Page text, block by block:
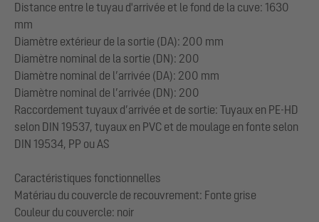
Distance entre le tuyau d'arrivée et le fond de la cuve: 1630
mm
Diamètre extérieur de la sortie (DA): 200 mm
Diamètre nominal de la sortie (DN): 200
Diamètre nominal de l’arrivée (DA): 200 mm
Diamètre nominal de l’arrivée (DN): 200
Raccordement tuyaux d’arrivée et de sortie: Tuyaux en PE-HD
selon DIN 19537, tuyaux en PVC et de moulage en fonte selon
DIN 19534, PP ou AS
Caractéristiques fonctionnelles
Matériau du couvercle de recouvrement: Fonte grise
Couleur du couvercle: noir